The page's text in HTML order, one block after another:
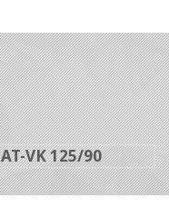
AT-VK 125/90